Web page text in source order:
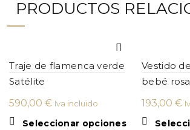
PRODUCTOS
Traje de flamenca verde
Satélite
590,00 € Iva incluido
Seleccionar opcionesEste
Vestido
bebé
193,00 €